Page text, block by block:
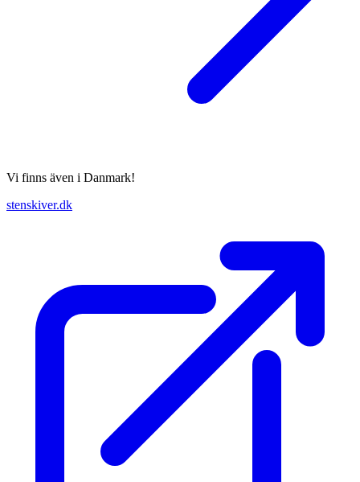
Vi finns även i Danmark!
stenskiver.dk